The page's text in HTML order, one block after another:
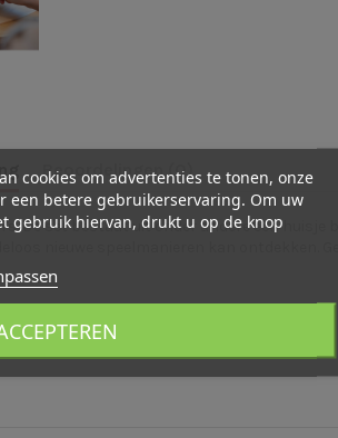
Beoordelingen (0)
De set bestaat uit onder andere een
nieuwe speelmanieren kan ontdekken.
cookies om advertenties te tonen, onze
een betere gebruikerservaring. Om uw
gebruik hiervan, drukt u op de knop